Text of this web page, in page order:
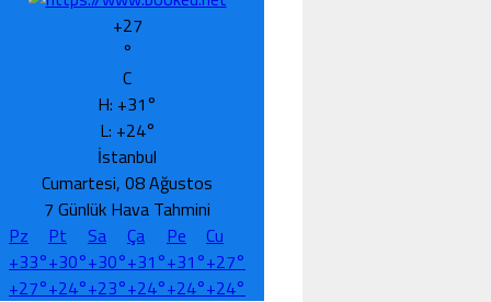
YAŞTA BÜYÜK SORUMLULUK…
ÇÖZÜM ARIYOR!”
+27
°
C
H: +31°
L: +24°
İstanbul
Cumartesi, 08 Ağustos
7 Günlük Hava Tahmini
Pz
Pt Sa Ça Pe
Cu
+33°+30°+30°+31°+31°+27°
+27°+24°+23°+24°+24°+24°